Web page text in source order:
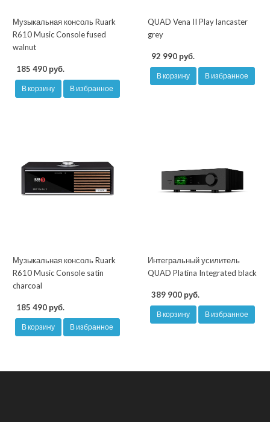
Музыкальная консоль Ruark
R610 Music Console fused
walnut
185 490 руб.
В корзину В избранное
QUAD Vena II Play lancaster
grey
92 990 руб.
В корзину В избранное
Музыкальная консоль Ruark
R610 Music Console satin
charcoal
185 490 руб.
В корзину В избранное
Интегральный усилитель
QUAD Platina Integrated black
389 900 руб.
В корзину В избранное